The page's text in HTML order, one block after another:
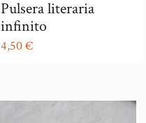
Pulsera literaria
infinito
4,50€